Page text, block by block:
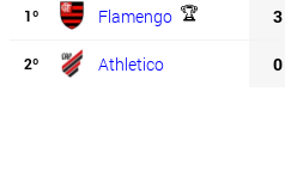
1º Flamengo 🏆
2º Athletico
3
0